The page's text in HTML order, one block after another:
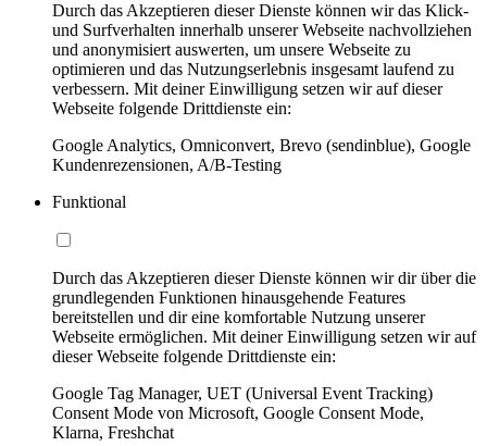
Durch das Akzeptieren dieser Dienste können wir das Klick-
und Surfverhalten innerhalb unserer Webseite nachvollziehen
und anonymisiert auswerten, um unsere Webseite zu
optimieren und das Nutzungserlebnis insgesamt laufend zu
verbessern. Mit deiner Einwilligung setzen wir auf dieser
Webseite folgende Drittdienste ein:
Google Analytics, Omniconvert, Brevo (sendinblue), Google
Kundenrezensionen, A/B-Testing
Funktional
Durch das Akzeptieren dieser Dienste können wir dir über die
grundlegenden Funktionen hinausgehende Features
bereitstellen und dir eine komfortable Nutzung unserer
Webseite ermöglichen. Mit deiner Einwilligung setzen wir auf
dieser Webseite folgende Drittdienste ein:
Google Tag Manager, UET (Universal Event Tracking)
Consent Mode von Microsoft, Google Consent Mode,
Klarna, Freshchat